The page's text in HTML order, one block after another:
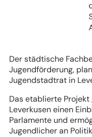
Der städtische
Jugendförderung,
Jugendstadtrat in
Das etablierte
Leverkusen einen
Parlamente und
Jugendlicher an